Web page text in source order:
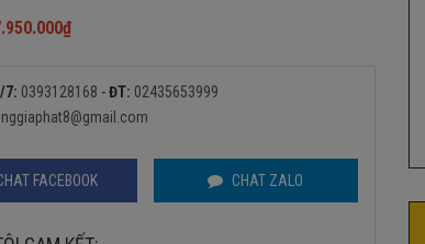
₫
7: 0393128168 -ĐT: 02435653999
FACEBOOK CHAT ZALO